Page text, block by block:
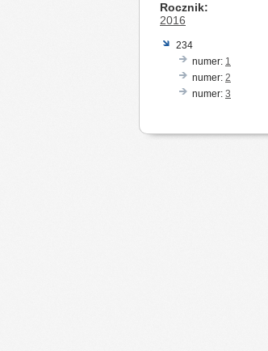
Rocznik
2016
234
numer: 1
numer: 2
numer: 3